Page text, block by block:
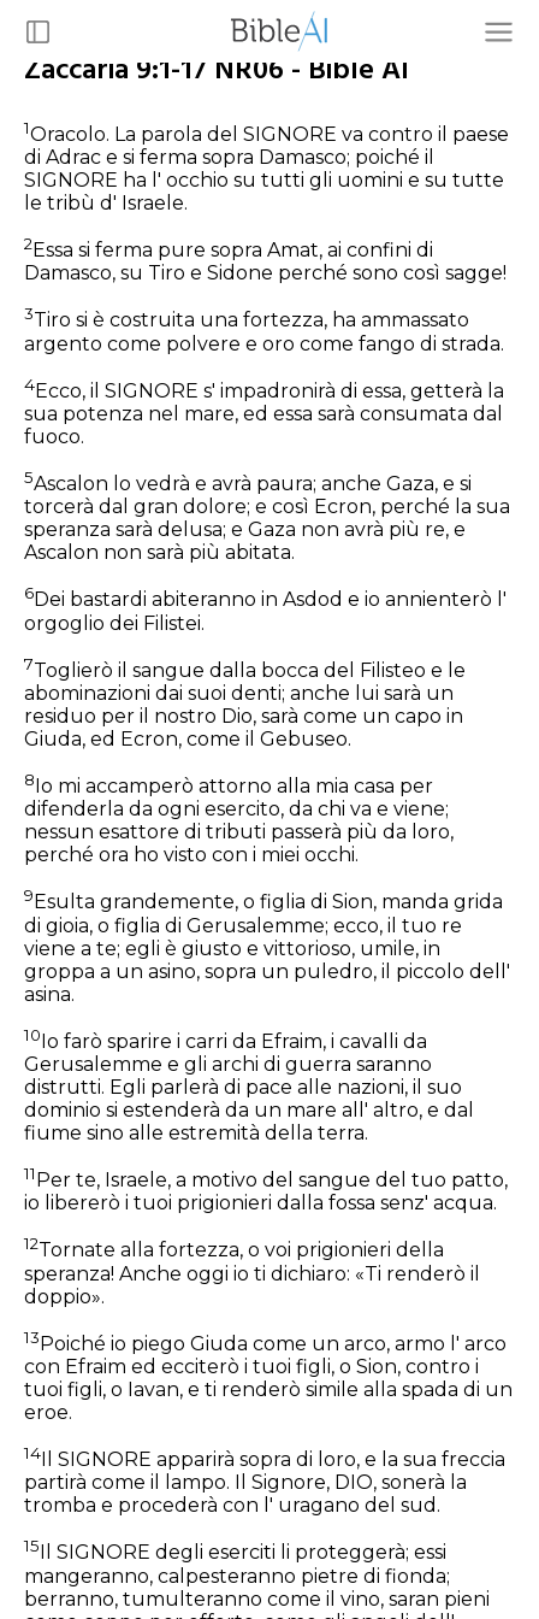
Zaccaria 9:1-17 NR06 - Bible AI
1Oracolo. La parola del SIGNORE va contro il paese
di Adrac e si ferma sopra Damasco; poiché il
SIGNORE ha l' occhio su tutti gli uomini e su tutte
le tribù d' Israele.
2 Essa si ferma pure sopra Amat, ai confini di
Damasco, su Tiro e Sidone perché sono così sagge!
3Tiro si è costruita una fortezza, ha ammassato
argento come polvere e oro come fango di strada.
4Ecco, il SIGNORE s' impadronirà di essa, getterà la
sua potenza nel mare, ed essa sarà consumata dal
fuoco.
5Ascalon lo vedrà e avrà paura; anche Gaza, e si
torcerà dal gran dolore; e così Ecron, perché la sua
speranza sarà delusa; e Gaza non avrà più re, e
Ascalon non sarà più abitata.
6Dei bastardi abiteranno in Asdod e io annienterò l'
orgoglio dei Filistei.
7Toglierò il sangue dalla bocca del Filisteo e le
abominazioni dai suoi denti; anche lui sarà un
residuo per il nostro Dio, sarà come un capo in
Giuda, ed Ecron, come il Gebuseo.
8 Io mi accamperò attorno alla mia casa per
difenderla da ogni esercito, da chi va e viene;
nessun esattore di tributi passerà più da loro,
perché ora ho visto con i miei occhi.
9 Esulta grandemente, o figlia di Sion, manda grida
di gioia, o figlia di Gerusalemme; ecco, il tuo re
viene a te; egli è giusto e vittorioso, umile, in
groppa a un asino, sopra un puledro, il piccolo dell'
asina.
10Io farò sparire i carri da Efraim, i cavalli da
Gerusalemme e gli archi di guerra saranno
distrutti. Egli parlerà di pace alle nazioni, il suo
dominio si estenderà da un mare all' altro, e dal
fiume sino alle estremità della terra.
11 Per te, Israele, a motivo del sangue del tuo patto,
io libererò i tuoi prigionieri dalla fossa senz' acqua.
12Tornate alla fortezza, o voi prigionieri della
speranza! Anche oggi io ti dichiaro: «Ti renderò il
doppio».
13Poiché io piego Giuda come un arco, armo l' arco
con Efraim ed ecciterò i tuoi figli, o Sion, contro i
tuoi figli, o Iavan, e ti renderò simile alla spada di un
eroe.
14 Il SIGNORE apparirà sopra di loro, e la sua freccia
partirà come il lampo. Il Signore, DIO, sonerà la
tromba e procederà con l' uragano del sud.
15
Il SIGNORE degli eserciti li proteggerà; essi
mangeranno, calpesteranno pietre di fionda;
berranno, tumulteranno come il vino, saran pieni